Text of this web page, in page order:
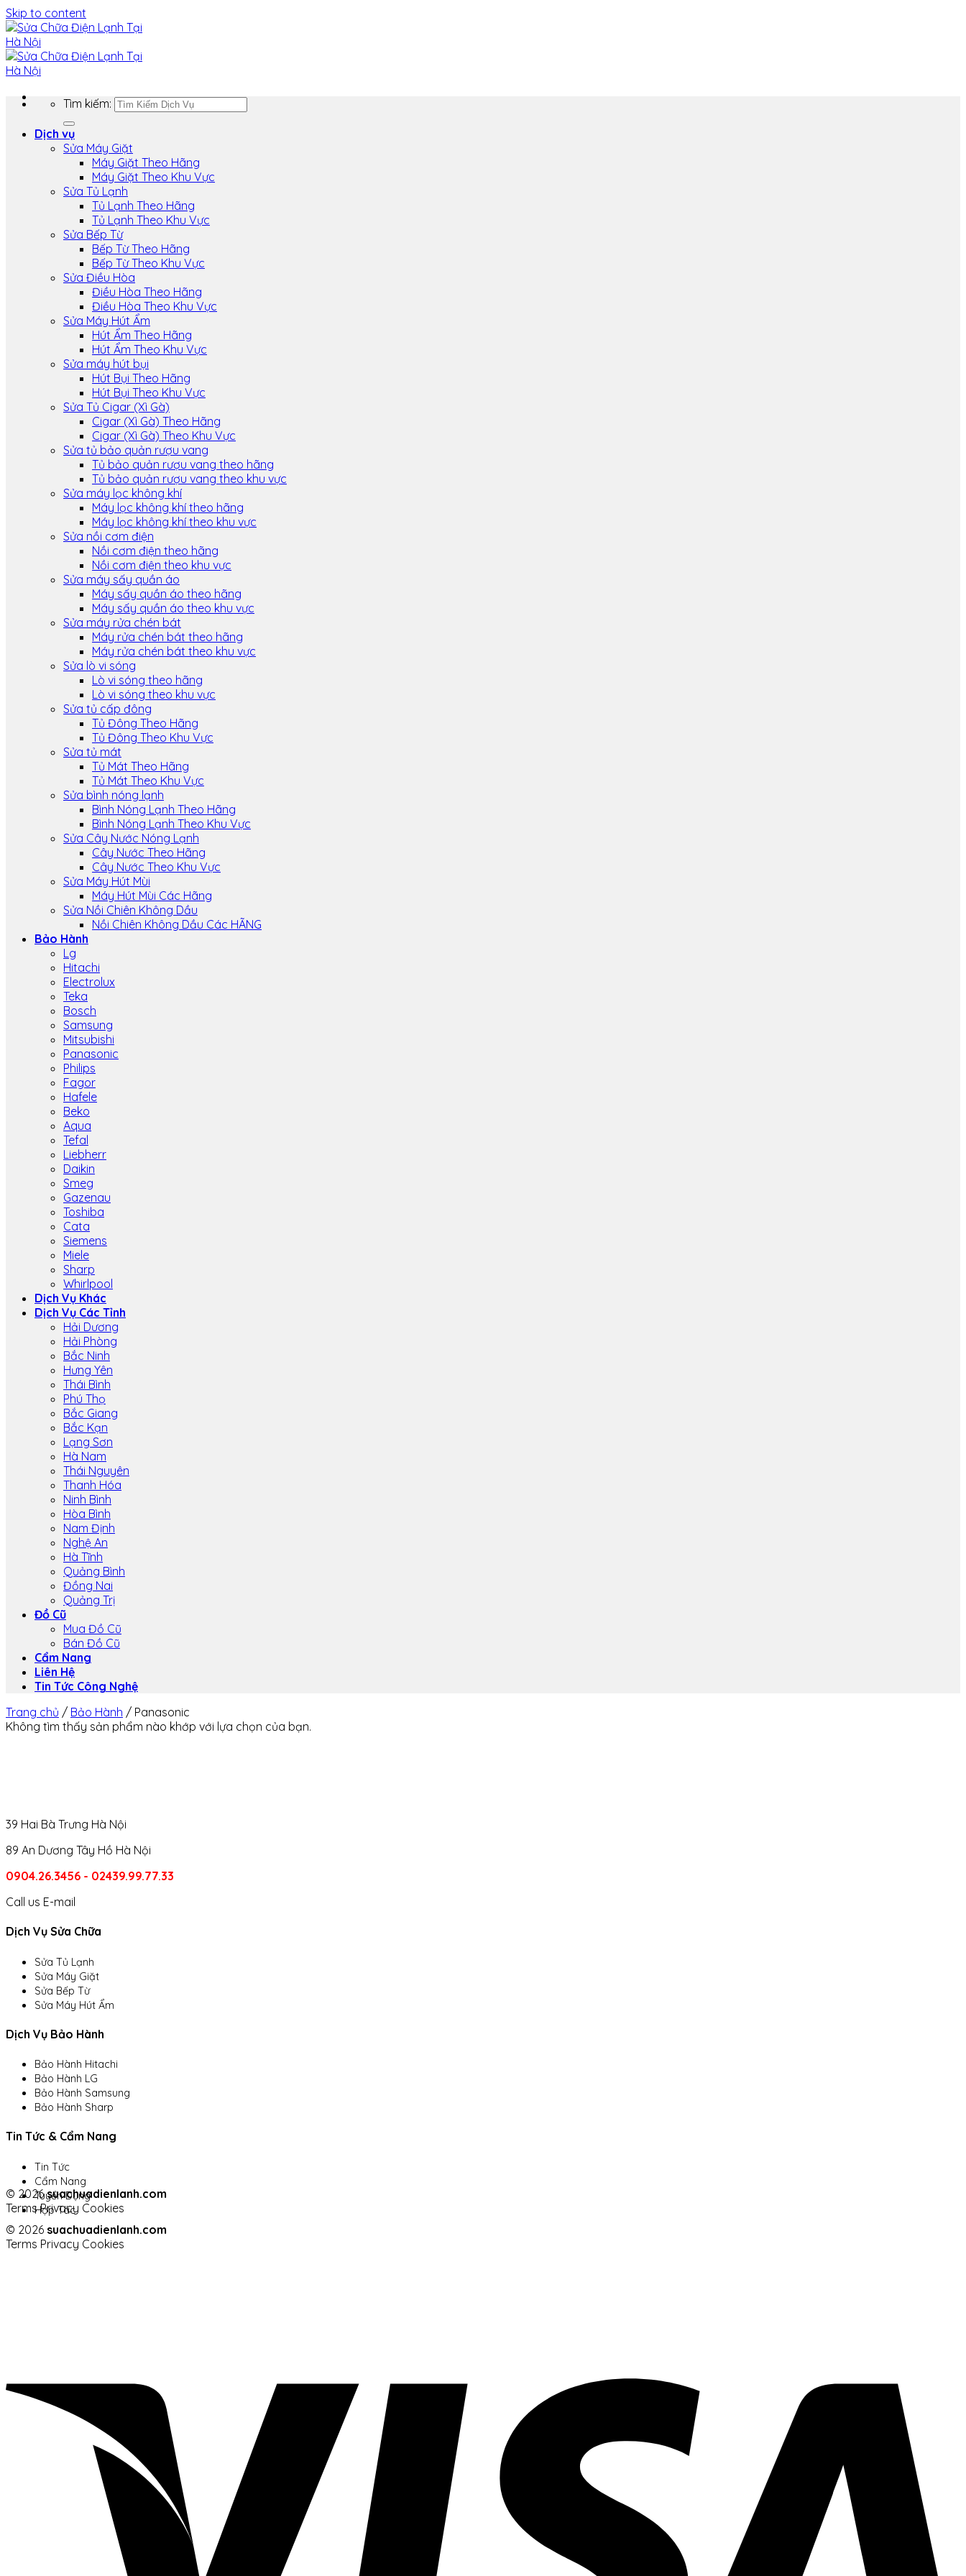
Skip to content
Tìm kiếm:
Dịch vụ
Sửa Máy Giặt
Máy Giặt Theo Hãng
Máy Giặt Theo Khu Vực
Sửa Tủ Lạnh
Tủ Lạnh Theo Hãng
Tủ Lạnh Theo Khu Vực
Sửa Bếp Từ
Bếp Từ Theo Hãng
Bếp Từ Theo Khu Vực
Sửa Điều Hòa
Điều Hòa Theo Hãng
Điều Hòa Theo Khu Vực
Sửa Máy Hút Ẩm
Hút Ẩm Theo Hãng
Hút Ẩm Theo Khu Vực
Sửa máy hút bụi
Hút Bụi Theo Hãng
Hút Bụi Theo Khu Vực
Sửa Tủ Cigar (Xì Gà)
Cigar (Xì Gà) Theo Hãng
Cigar (Xì Gà) Theo Khu Vực
Sửa tủ bảo quản rượu vang
Tủ bảo quản rượu vang theo hãng
Tủ bảo quản rượu vang theo khu vực
Sửa máy lọc không khí
Máy lọc không khí theo hãng
Máy lọc không khí theo khu vực
Sửa nồi cơm điện
Nồi cơm điện theo hãng
Nồi cơm điện theo khu vực
Sửa máy sấy quần áo
Máy sấy quần áo theo hãng
Máy sấy quần áo theo khu vực
Sửa máy rửa chén bát
Máy rửa chén bát theo hãng
Máy rửa chén bát theo khu vực
Sửa lò vi sóng
Lò vi sóng theo hãng
Lò vi sóng theo khu vực
Sửa tủ cấp đông
Tủ Đông Theo Hãng
Tủ Đông Theo Khu Vực
Sửa tủ mát
Tủ Mát Theo Hãng
Tủ Mát Theo Khu Vực
Sửa bình nóng lạnh
Bình Nóng Lạnh Theo Hãng
Bình Nóng Lạnh Theo Khu Vực
Sửa Cây Nước Nóng Lạnh
Cây Nước Theo Hãng
Cây Nước Theo Khu Vực
Sửa Máy Hút Mùi
Máy Hút Mùi Các Hãng
Sửa Nồi Chiên Không Dầu
Nồi Chiên Không Dầu Các HÃNG
Bảo Hành
Lg
Hitachi
Electrolux
Teka
Bosch
Samsung
Mitsubishi
Panasonic
Philips
Fagor
Hafele
Beko
Aqua
Tefal
Liebherr
Daikin
Smeg
Gazenau
Toshiba
Cata
Siemens
Miele
Sharp
Whirlpool
Dịch Vụ Khác
Dịch Vụ Các Tỉnh
Hải Dương
Hải Phòng
Bắc Ninh
Hưng Yên
Thái Bình
Phú Thọ
Bắc Giang
Bắc Kạn
Lạng Sơn
Hà Nam
Thái Nguyên
Thanh Hóa
Ninh Bình
Hòa Bình
Nam Định
Nghệ An
Hà Tĩnh
Quảng Bình
Đồng Nai
Quảng Trị
Đồ Cũ
Mua Đồ Cũ
Bán Đồ Cũ
Cẩm Nang
Liên Hệ
Tin Tức Công Nghệ
Trang chủ / Bảo Hành / Panasonic
Không tìm thấy sản phẩm nào khớp với lựa chọn của bạn.
39 Hai Bà Trưng Hà Nội
89 An Dương Tây Hồ Hà Nội
0904.26.3456 - 02439.99.77.33
Call us E-mail
Dịch Vụ Sửa Chữa
Sửa Tủ Lạnh
Sửa Máy Giặt
Sửa Bếp Từ
Sửa Máy Hút Ẩm
Dịch Vụ Bảo Hành
Bảo Hành Hitachi
Bảo Hành LG
Bảo Hành Samsung
Bảo Hành Sharp
Tin Tức & Cẩm Nang
Tin Tức
Cẩm Nang
Tuyển Dụng
Hợp Tác
© 2026suachuadienlanh.com
Terms Privacy Cookies
© 2026 suachuadienlanh.com
Terms Privacy Cookies